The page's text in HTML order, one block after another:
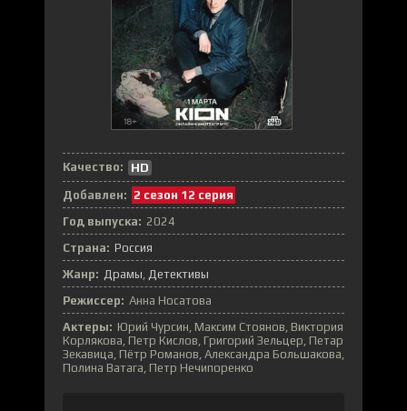
Качество:
HD
Добавлен: 2 сезон 12 серия
Год выпуска: 2024
Страна: Россия
Жанр: Драмы Детективы
Режиссер: Анна Носатова
Актеры: Юрий Чурсин, Максим Стоянов, Виктория
Корлякова, Петр Кислов, Григорий Зельцер, Петар
Зекавица, Пётр Романов, Александра Большакова,
Полина Ватага, Петр Нечипоренко